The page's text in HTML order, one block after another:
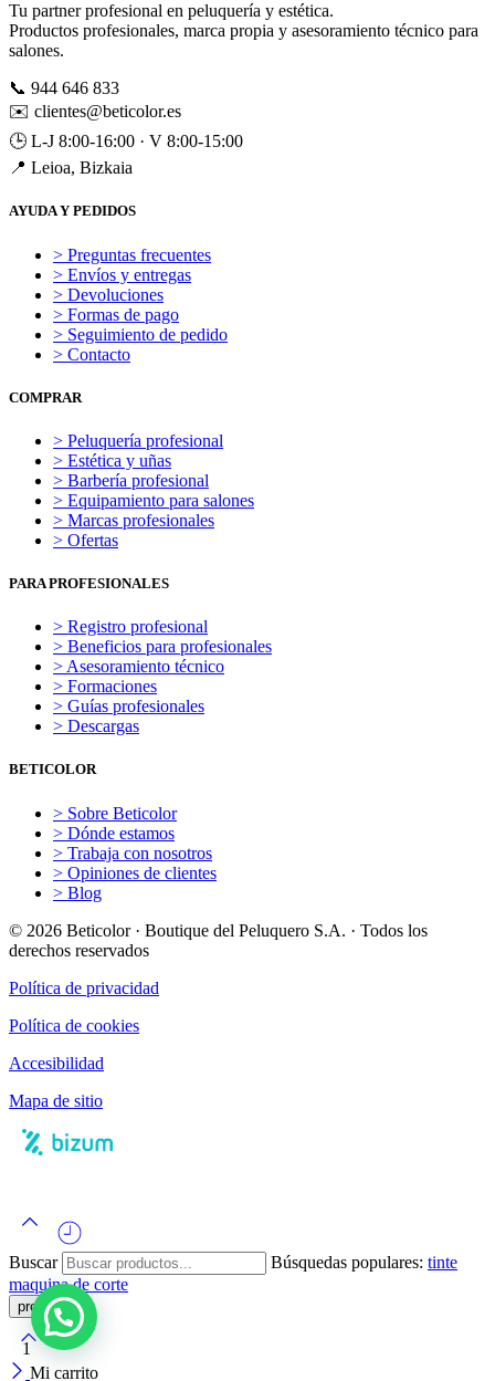
Tu partner profesional en peluquería y estética.
Productos profesionales, marca propia y asesoramiento técnico para
salones.
📞 944 646 833
✉️ clientes@beticolor.es
🕒 L-J 8:00-16:00 · V 8:00-15:00
📍 Leioa, Bizkaia
AYUDA Y PEDIDOS
> Preguntas frecuentes
> Envíos y entregas
> Devoluciones
> Formas de pago
> Seguimiento de pedido
> Contacto
COMPRAR
> Peluquería profesional
> Estética y uñas
> Barbería profesional
> Equipamiento para salones
> Marcas profesionales
> Ofertas
PARA PROFESIONALES
> Registro profesional
> Beneficios para profesionales
> Asesoramiento técnico
> Formaciones
> Guías profesionales
> Descargas
BETICOLOR
> Sobre Beticolor
> Dónde estamos
> Trabaja con nosotros
> Opiniones de clientes
> Blog
© 2026 Beticolor · Boutique del Peluquero S.A. · Todos los
derechos reservados
Política de privacidad
Política de cookies
Accesibilidad
Mapa de sitio
Buscar Búsquedas populares: tinte
maquina de corte
Mi carrito
1